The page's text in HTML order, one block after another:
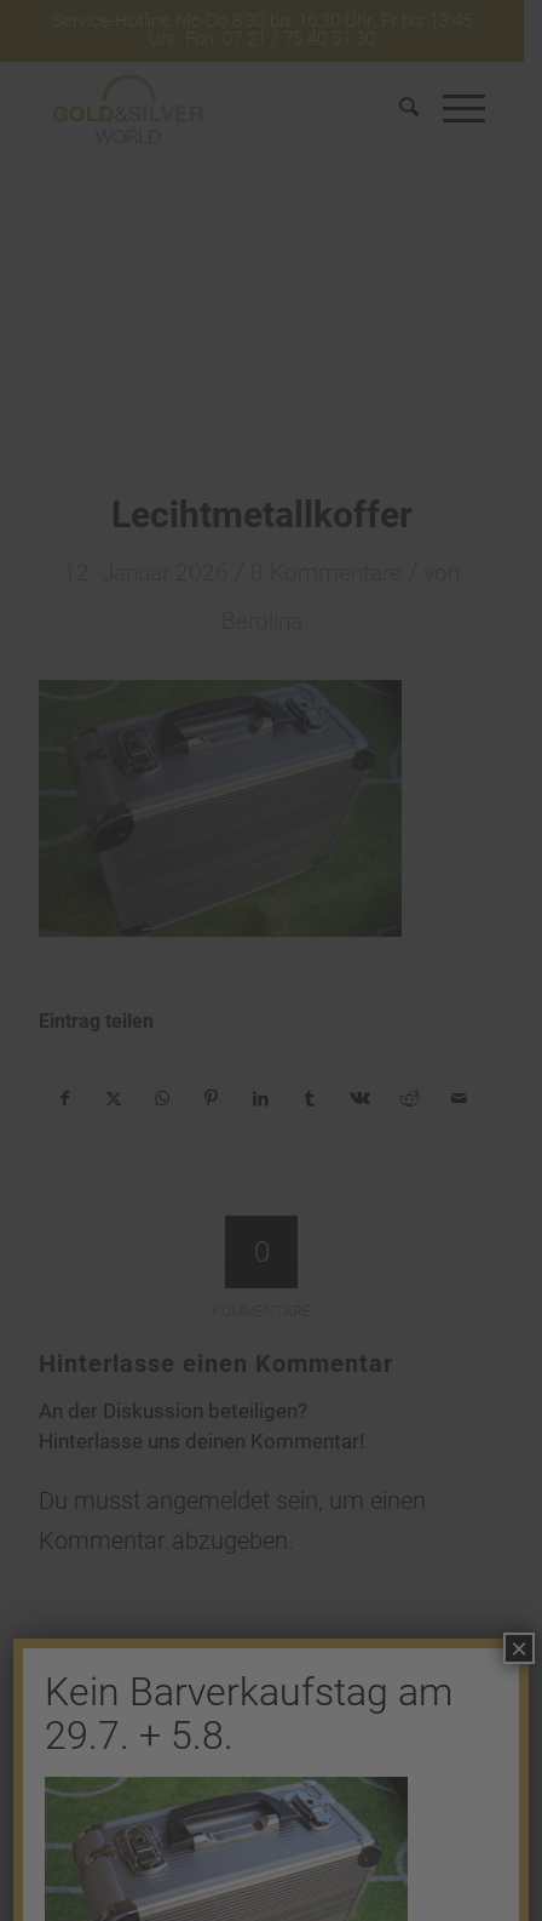
Service-Hotline Mo-Do 8:30 bis 16:30 Uhr. Fr bis 13:45
Uhr. Fon: 07 21 / 75 40 51 30
Lecihtmetallkoffer
Eintrag teilen
0
Hinterlasse einen Kommentar
An der Diskussion beteiligen?
Hinterlasse uns deinen Kommentar!
Du musst angemeldet sein, um einen
Kommentar abzugeben.
Shop
Gold
Granalien
Palladium
Kein Barverkaufstag am
29.7. + 5.8.
×